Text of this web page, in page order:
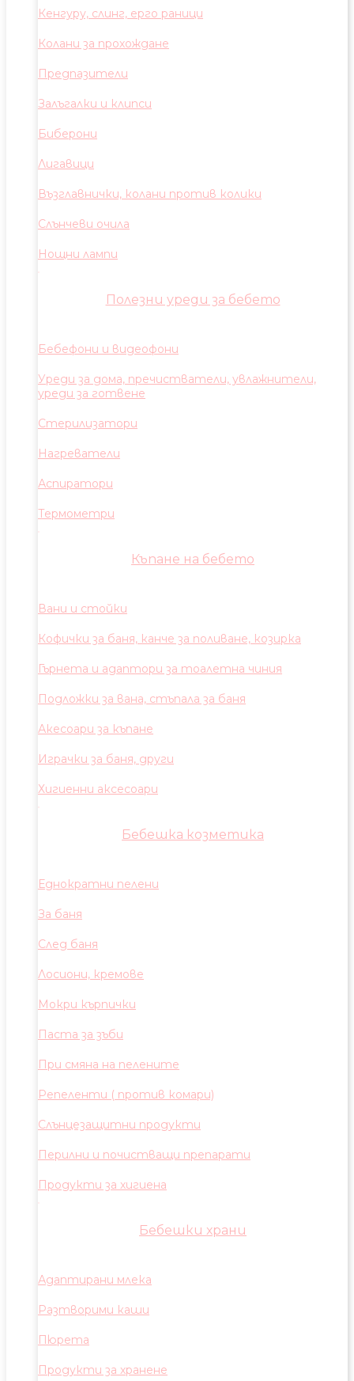
Кенгуру, слинг, ерго раници
Колани за прохождане
Предпазители
Залъгалки и клипси
Биберони
Лигавици
Възглавнички, колани против колики
Слънчеви очила
Нощни лампи
Полезни уреди за бебето
Бебефони и видеофони
Уреди за дома, пречистватели, увлажнители,
уреди за готвене
Стерилизатори
Нагреватели
Аспиратори
Термометри
Къпане на бебето
Вани и стойки
Кофички за баня, канче за поливане, козирка
Гърнета и адаптори за тоалетна чиния
Подложки за вана, стъпала за баня
Акесоари за къпане
Играчки за баня, други
Хигиенни аксесоари
Бебешка козметика
Еднократни пелени
За баня
След баня
Лосиони, кремове
Мокри кърпички
Паста за зъби
При смяна на пелените
Репеленти ( против комари)
Слънцезащитни продукти
Перилни и почистващи препарати
Продукти за хигиена
Бебешки храни
Адаптирани млека
Разтворими каши
Пюрета
Продукти за хранене